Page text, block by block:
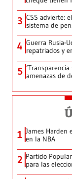
3 CSS advierte:
sistema de
4 Guerra Rusia-
repatriados y
5 amenazas de
1 James Harden
en la NBA
2 Partido
para las